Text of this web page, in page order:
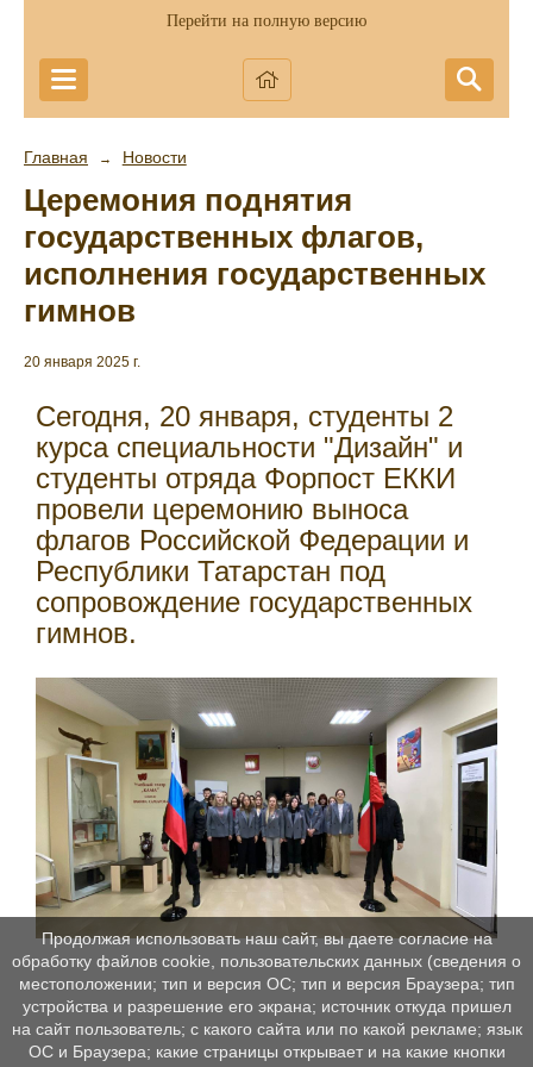
Перейти на полную версию
Главная → Новости
Церемония поднятия
государственных флагов,
исполнения государственных
гимнов
20 января 2025 г.
Сегодня, 20 января, студенты 2
курса специальности "Дизайн" и
студенты отряда Форпост ЕККИ
провели церемонию выноса
флагов Российской Федерации и
Республики Татарстан под
сопровождение государственных
гимнов.
Продолжая использовать наш сайт, вы даете согласие на
обработку файлов cookie, пользовательских данных (сведения о
местоположении; тип и версия ОС; тип и версия Браузера; тип
устройства и разрешение его экрана; источник откуда пришел
на сайт пользователь; с какого сайта или по какой рекламе; язык
ОС и Браузера; какие страницы открывает и на какие кнопки